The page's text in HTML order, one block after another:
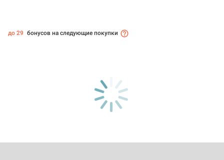
до 29 бонусов на следующие покупки